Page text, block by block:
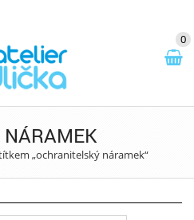
0
NÁRAMEK
„ochranitelský náramek“